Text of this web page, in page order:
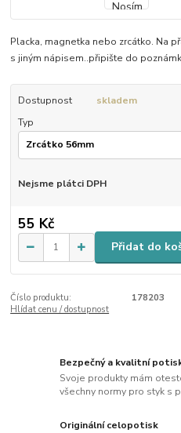
Placka, magnetka nebo zrcátko. Na
s jiným nápisem..připište do
Dostupnost
skladem
Typ
Nejsme plátci DPH
55 Kč
Přidat do
Číslo produktu:
178203
Hlídat cenu / dostupnost
Bezpečný a kvalitní
Svoje produkty mám
všechny normy pro styk s
Originální celopotisk